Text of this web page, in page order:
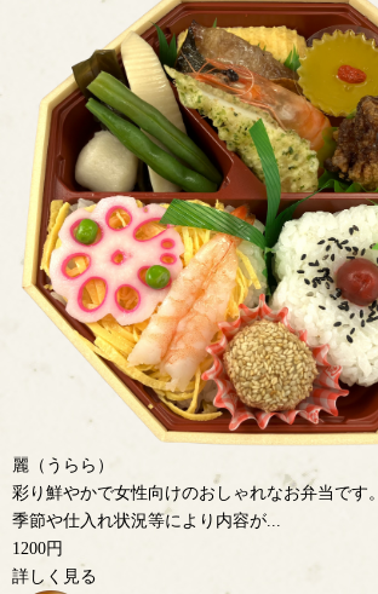
麗（うらら）
彩り鮮やかで女性向けのおしゃれなお弁当です。
季節や仕入れ状況等により内容が...
1200円
詳しく見る